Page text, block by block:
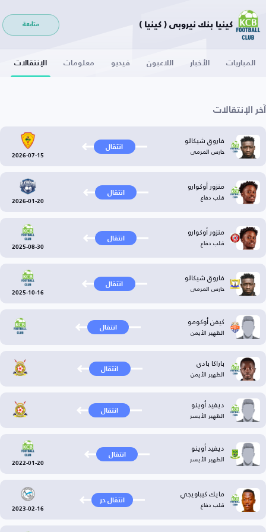
كينيا بنك نيروبي ( كينيا ) متابعة
المباريات الأخبار اللاعبون فيديو معلومات الإنتقالات
آخر الإنتقالات
فاروق شيكالو
حارس المرمى انتقال
2026-07-15
منزور أوكوارو
قلب دفاع انتقال
2026-01-20
منزور أوكوارو
قلب دفاع انتقال
2025-08-30
فاروق شيكالو
حارس المرمى انتقال
2025-10-16
كيفن أوكومو
الظهير الأيمن انتقال
باراكا بادي
الظهير الأيمن انتقال
ديفيد أوينو
الظهير الأيسر انتقال
ديفيد أوينو
الظهير الأيسر انتقال
2022-01-20
مايك كيباويجي
قلب دفاع انتقال حر
2023-02-16